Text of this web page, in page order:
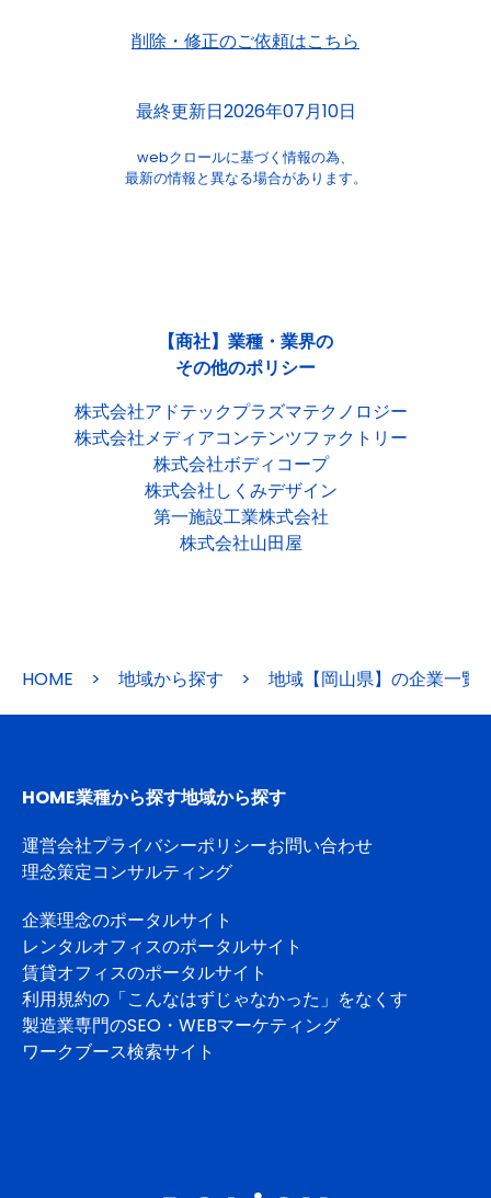
削除・修正のご依頼はこちら
最終更新日2026年07月10日
webクロールに基づく情報の為、
最新の情報と異なる場合があります。
【商社】業種・業界の
その他のポリシー
株式会社アドテックプラズマテクノロジー
株式会社メディアコンテンツファクトリー
株式会社ボディコープ
株式会社しくみデザイン
第一施設工業株式会社
株式会社山田屋
HOME > 地域から探す > 地域【岡山県】の企業一覧
HOME業種から探す地域から探す
運営会社プライバシーポリシーお問い合わせ
理念策定コンサルティング
企業理念のポータルサイト
レンタルオフィスのポータルサイト
賃貸オフィスのポータルサイト
利用規約の「こんなはずじゃなかった」をなくす
製造業専門のSEO・WEBマーケティング
ワークブース検索サイト